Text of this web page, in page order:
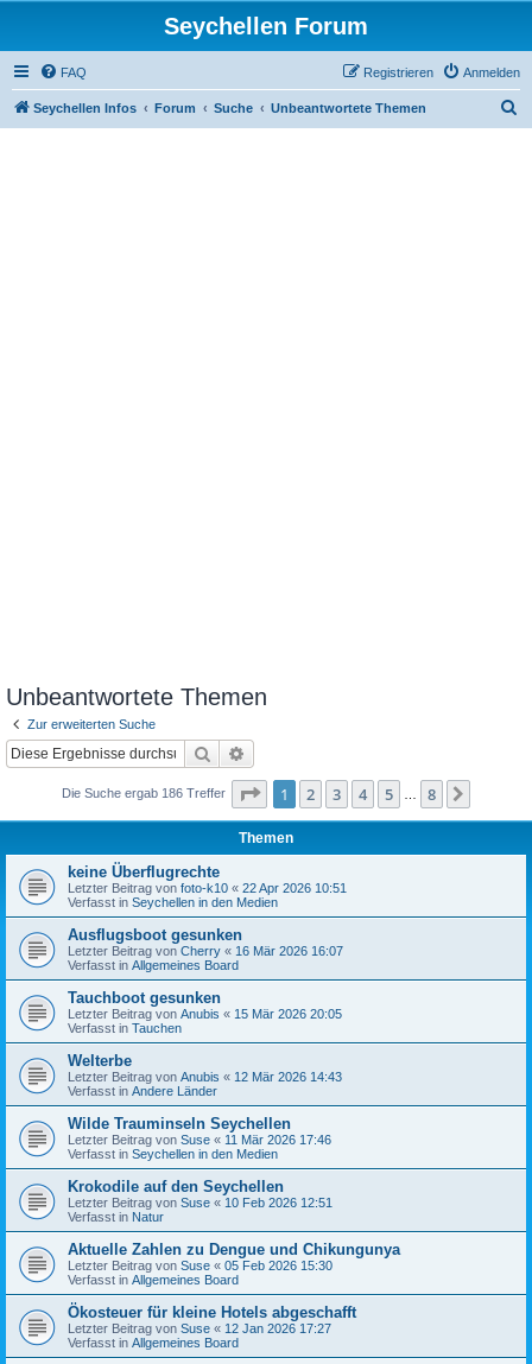
Seychellen Forum
FAQ Anmelden
Registrieren
Seychellen Infos Forum Suche Unbeantwortete Themen
Unbeantwortete Themen
Zur erweiterten Suche
Suche
Die Suche ergab 186 Treffer Seite 1von
1 2 3 4 5 8
Themen
keine Überflugrechte
Letzter Beitrag von foto-k10 « 22 Apr 2026 10:51
Verfasst in Seychellen in den Medien
Ausflugsboot gesunken
Letzter Beitrag von Cherry « 16 Mär 2026 16:07
Verfasst in Allgemeines Board
Tauchboot gesunken
Letzter Beitrag von Anubis « 15 Mär 2026 20:05
Verfasst in Tauchen
Welterbe
Letzter Beitrag von Anubis « 12 Mär 2026 14:43
Verfasst in Andere Länder
Wilde Trauminseln Seychellen
Letzter Beitrag von Suse « 11 Mär 2026 17:46
Verfasst in Seychellen in den Medien
Krokodile auf den Seychellen
Letzter Beitrag von Suse « 10 Feb 2026 12:51
Verfasst in Natur
Aktuelle Zahlen zu Dengue und Chikungunya
Letzter Beitrag von Suse « 05 Feb 2026 15:30
Verfasst in Allgemeines Board
Ökosteuer für kleine Hotels abgeschafft
Letzter Beitrag von Suse « 12 Jan 2026 17:27
Verfasst in Allgemeines Board